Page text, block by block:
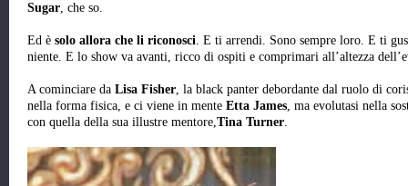
Sugar, che so.
Ed è solo allora che li riconosci. E ti arrendi. Sono sempre loro. E ti
niente. E lo show va avanti, ricco di ospiti e comprimari all’altezza
A cominciare da Lisa Fisher, la black panter debordante dal ruolo di
nella forma fisica, e ci viene in mente Etta James, ma evolutasi nella
con quella della sua illustre mentore,Tina Turner.